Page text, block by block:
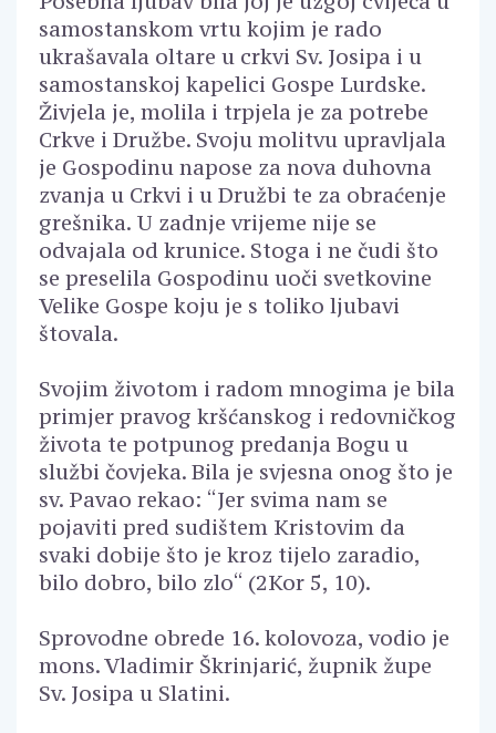
samostanskom vrtu kojim je rado
ukrašavala oltare u crkvi Sv. Josipa i u
samostanskoj kapelici Gospe Lurdske.
Živjela je, molila i trpjela je za potrebe
Crkve i Družbe. Svoju molitvu upravljala
je Gospodinu napose za nova duhovna
zvanja u Crkvi i u Družbi te za obraćenje
grešnika. U zadnje vrijeme nije se
odvajala od krunice. Stoga i ne čudi što
se preselila Gospodinu uoči svetkovine
Velike Gospe koju je s toliko ljubavi
štovala.
Svojim životom i radom mnogima je bila
primjer pravog kršćanskog i redovničkog
života te potpunog predanja Bogu u
službi čovjeka. Bila je svjesna onog što je
sv. Pavao rekao: “Jer svima nam se
pojaviti pred sudištem Kristovim da
svaki dobije što je kroz tijelo zaradio,
bilo dobro, bilo zlo“ (2Kor 5, 10).
Sprovodne obrede 16. kolovoza, vodio je
mons. Vladimir Škrinjarić, župnik župe
Sv. Josipa u Slatini.